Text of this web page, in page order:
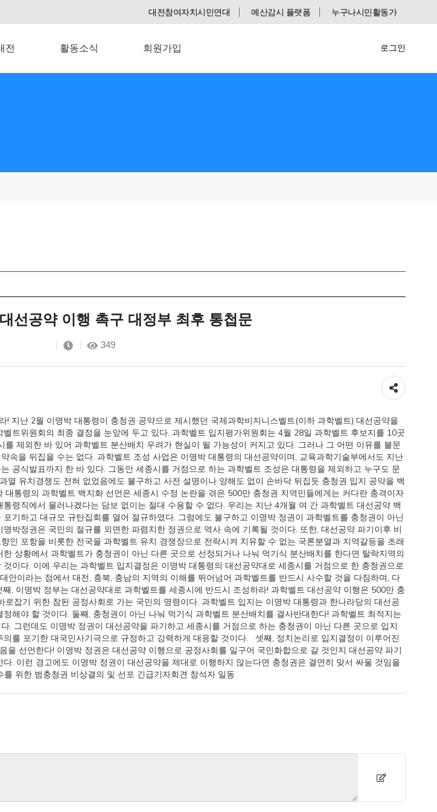
대전참여자치시민연대 예산감시 플랫폼 누구나시민활동가
로그인
전 활동소식 회원가입
선공약 이행 촉구 대정부 최후 통첩문
349
공유하기
지난 2월 이명박 대통령이 충청권 공약으로 제시했던 국제과학비지니스벨트(이하 과학벨트) 대선공약을
트위원회의 최종 결정을 눈앞에 두고 있다. 과학벨트 입지평가위원회는 4월 28일 과학벨트 후보지를 10곳
제외한 바 있어 과학벨트 분산배치 우려가 현실이 될 가능성이 커지고 있다. 그러나 그 어떤 이유를 불문
속을 뒤집을 수는 없다. 과학벨트 조성 사업은 이명박 대통령의 대선공약이며, 교육과학기술부에서도 지난
공식발표까지 한 바 있다. 그동안 세종시를 거점으로 하는 과학벨트 조성은 대통령을 제외하고 누구도 문
열 유치경쟁도 전혀 없었음에도 불구하고 사전 설명이나 양해도 없이 손바닥 뒤집듯 충청권 입지 공약을 백
통령의 과학벨트 백지화 선언은 세종시 수정 논란을 겪은 500만 충청권 지역민들에게는 커다란 충격이자
령직에서 물러나겠다는 담보 없이는 절대 수용할 수 없다. 우리는 지난 4개월 여 간 과학벨트 대선공약 백
기하고 대규모 규탄집회를 열어 절규하였다. 그럼에도 불구하고 이명박 정권이 과학벨트를 충청권이 아닌
박정권은 국민의 절규를 외면한 파렴치한 정권으로 역사 속에 기록될 것이다. 또한, 대선공약 파기이후 비
인 포항을 비롯한 전국을 과학벨트 유치 경쟁장으로 전락시켜 치유할 수 없는 국론분열과 지역갈등을 초래
상황에서 과학벨트가 충청권이 아닌 다른 곳으로 선정되거나 나눠 먹기식 분산배치를 한다면 탈락지역의
이다. 이에 우리는 과학벨트 입지결정은 이명박 대통령의 대선공약대로 세종시를 거점으로 한 충청권으로
안이라는 점에서 대전, 충북, 충남의 지역의 이해를 뛰어넘어 과학벨트를 반드시 사수할 것을 다짐하며, 다
, 이명박 정부는 대선공약대로 과학벨트를 세종시에 반드시 조성하라! 과학벨트 대선공약 이행은 500만 충
잡기 위한 참된 공정사회로 가는 국민의 명령이다. 과학벨트 입지는 이명박 대통령과 한나라당의 대선공
해야 할 것이다. 둘째, 충청권이 아닌 나눠 먹기식 과학벨트 분산배치를 결사반대한다! 과학벨트 최적지는
. 그런데도 이명박 정권이 대선공약을 파기하고 세종시를 거점으로 하는 충청권이 아닌 다른 곳으로 입지
를 포기한 대국민사기극으로 규정하고 강력하게 대응할 것이다. 셋째, 정치논리로 입지결정이 이루어진
을 선언한다! 이명박 정권은 대선공약 이행으로 공정사회를 일구어 국민화합으로 갈 것인지 대선공약 파기
. 이런 경고에도 이명박 정권이 대선공약을 제대로 이행하지 않는다면 충청권은 결연히 맞서 싸울 것임을
위한 범충청권 비상결의 및 선포 긴급기자회견 참석자 일동